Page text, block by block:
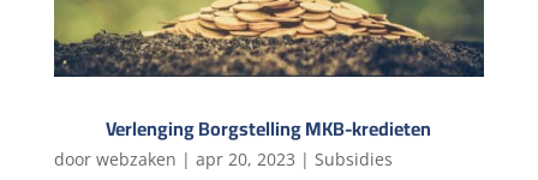
Verlenging Borgstelling MKB-kredieten
door webzaken | apr 20, 2023 | Subsidies